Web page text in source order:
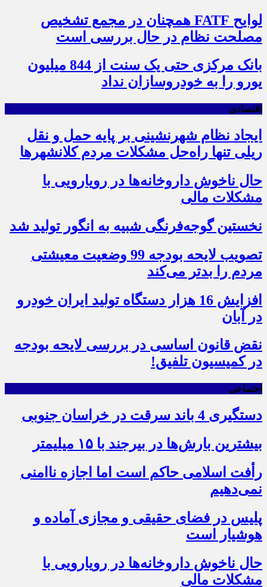
لوایح FATF همچنان در مجمع تشخیص
مصلحت نظام در حال بررسی است
بانک مرکزی حتی یک سنت از 844 میلیون
یورو را به خودروسازان نداد
اقتصادی
ایجاد نظام شهرنشینی بر پایه حمل و نقل
ریلی تنها راه‌حل مشکلات مردم کلانشهرها
حال ناخوش داروخانه‌ها در رویارویی با
مشکلات مالی
نخستین گوجه‌فرنگی شبیه به انگور تولید شد
تصویب لایحه بودجه 99 وضعیت معیشتی
مردم را بدتر می‌کند
افزایش 16 هزار دستگاه تولید ایران خودرو
در آبان
نقض قانون اساسی در بررسی لایحه بودجه
در کمیسیون تلفیق!
اجتماعی
دستگیری 4 باند سرقت در خراسان جنوبی
بیشترین بارش‌ها در بیرجند با ۱۵ میلیمتر
رأفت اسلامی حاکم است اما اجازه ناامنی
نمی‌دهیم
پلیس در فضای حقیقی و مجازی آماده و
هوشیار است
حال ناخوش داروخانه‌ها در رویارویی با
مشکلات مالی